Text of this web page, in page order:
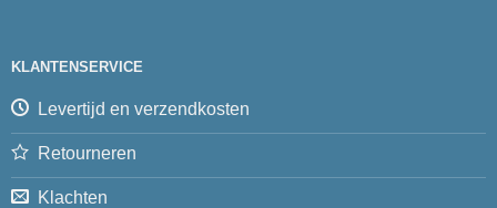
KLANTENSERVICE
Levertijd en verzendkosten
Retourneren
Klachten